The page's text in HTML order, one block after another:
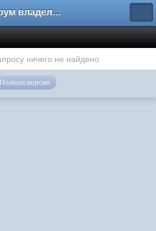
Форум владельцев интернет-магазинов
ничего не найдено.
Полная версия